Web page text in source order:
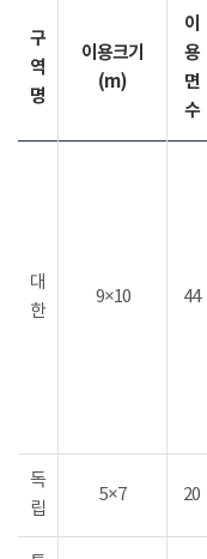
구
역
명
이용크기
(m)
이
용
면
수
대
한
9×10 44
독
립
5×7 20